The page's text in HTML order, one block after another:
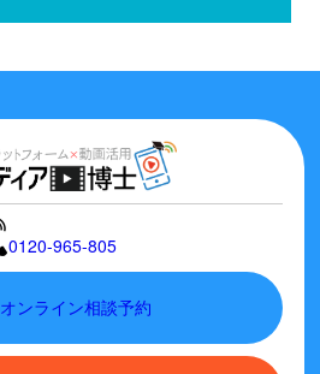
0120-965-805
オンライン相談予約